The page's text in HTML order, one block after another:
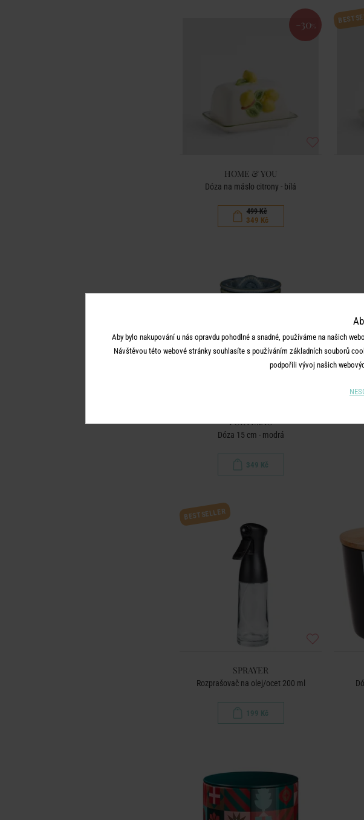
-30 %
HOME & YOU
Dóza na máslo citrony - bílá
499 Kč
349 Kč
PORTIMAO
Dóza 15 cm - modrá
349 Kč
BESTSELLER
SPRAYER
Rozprašovač na olej/ocet 200 ml
199 Kč
Aby bylo nakupování u nás opravdu pohodlné a snadné, používáme na našich
Návštěvou této webové stránky souhlasíte s používáním základních souborů
podpořili vývoj našich